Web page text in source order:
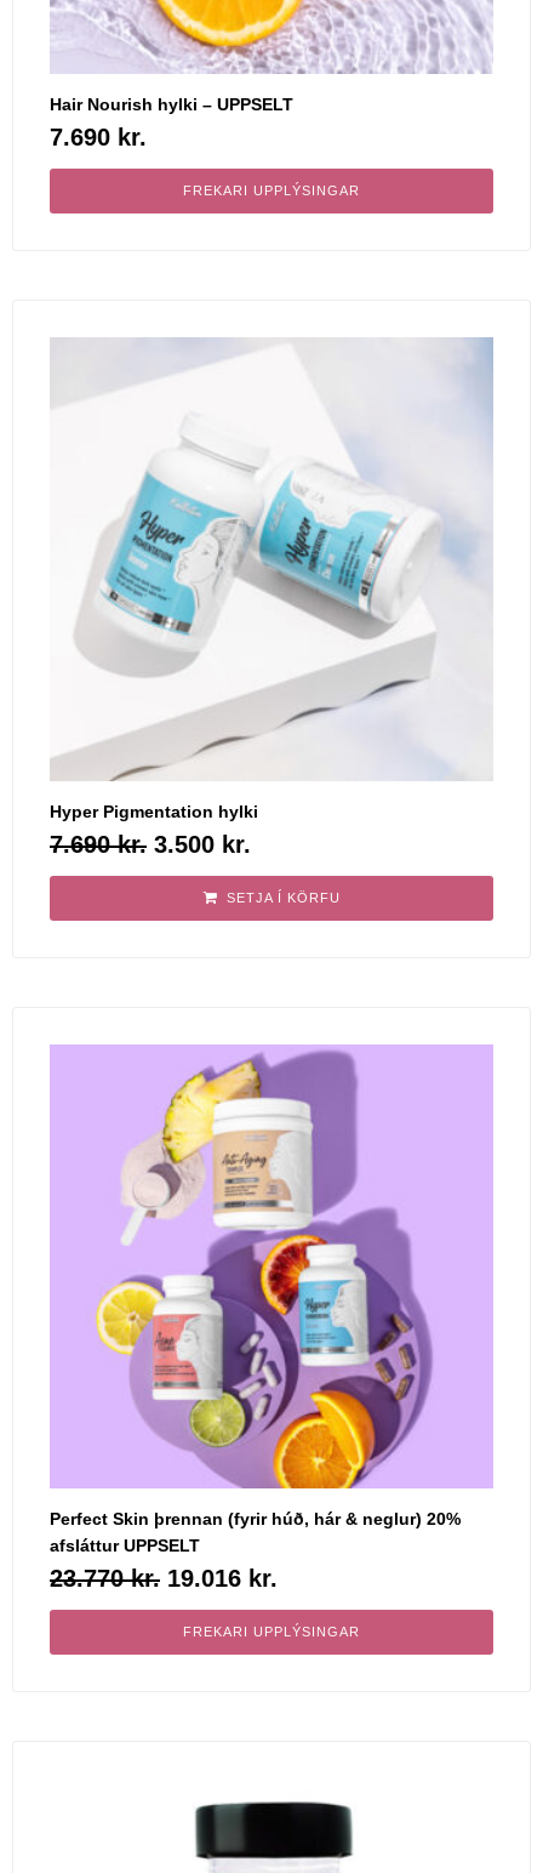
Hair Nourish hylki – UPPSELT
7.690 kr.
FREKARI UPPLÝSINGAR
Hyper Pigmentation hylki
7.690kr. 3.500 kr.
SETJA Í KÖRFU
Perfect Skin þrennan (fyrir húð, hár & neglur) 20%
afsláttur UPPSELT
23.770kr. 19.016 kr.
FREKARI UPPLÝSINGAR